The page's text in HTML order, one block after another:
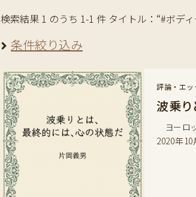
検索結果 1 のうち 1-1 件 タイトル：“#ボデ
条件絞り込み
評論・エッ
波乗り
ヨーロ
2020年10